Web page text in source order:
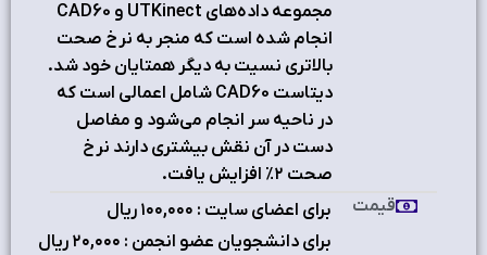
مجموعه داده‌های UTKinect و CAD60
انجام شده است که منجر به نرخ صحت
بالاتری نسیت به دیگر همتایان خود شد.
دیتاست CAD60 شامل اعمالی است که
در ناحیه سر انجام می‌شود و مفاصل
دست در آن نقش بیشتری دارند نرخ
صحت ۲٪ افزایش یافت.
برای اعضای سایت : ۱٠٠,٠٠٠ ریال
برای دانشجویان عضو انجمن : ۲٠,٠٠٠ ریال
قیمت